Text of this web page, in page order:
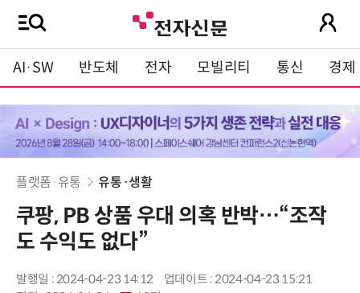
AI·SW 반도체 전자 모빌리티 통신 경제
플랫폼·유통 유통·생활
쿠팡, PB 상품 우대 의혹 반박…“조작
도 수익도 없다”
발행일 : 2024-04-23 14:12
업데이트 : 2024-04-23 15:21